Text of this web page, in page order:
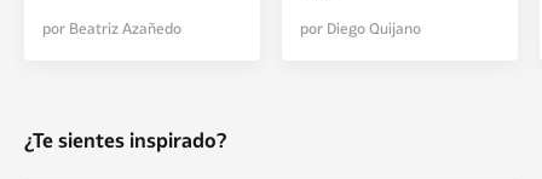
por Beatriz Azañedo por Diego Quijano
¿Te sientes inspirado?